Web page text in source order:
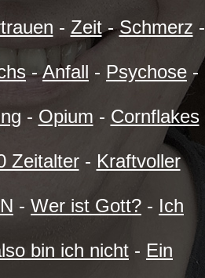
- Zeit-Schmerz -
-Anfall - Psychose -
- Opium - Cornflakes
Zeitalter- Kraftvoller
- Wer ist Gott? - Ich
bin ich nicht - Ein